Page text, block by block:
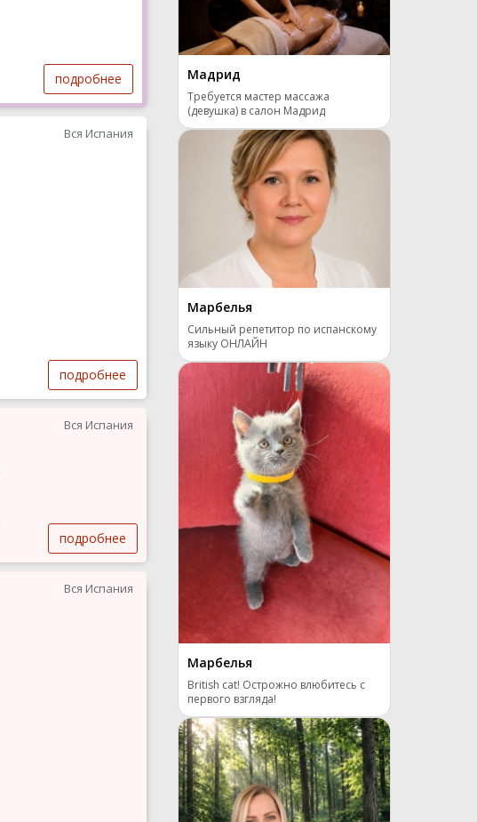
подробнее
Вся Испания
подробнее
Вся Испания
подробнее
Вся Испания
Мадрид
Требуется мастер массажа
(девушка) в салон Мадрид
Марбелья
Сильный репетитор по испанскому
языку ОНЛАЙН
Марбелья
British cat! Острожно влюбитесь с
первого взгляда!